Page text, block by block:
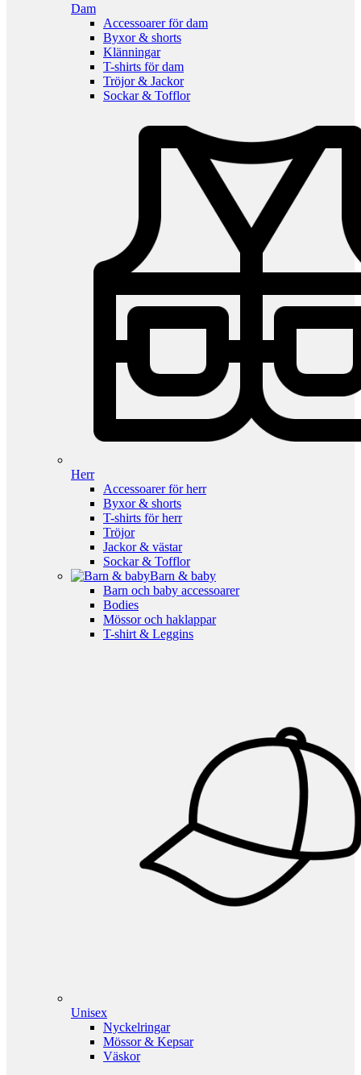
Dam
Accessoarer för dam
Byxor & shorts
Klänningar
T-shirts för dam
Tröjor & Jackor
Sockar & Tofflor
Herr
Accessoarer för herr
Byxor & shorts
T-shirts för herr
Tröjor
Jackor & västar
Sockar & Tofflor
Barn & baby
Barn och baby accessoarer
Bodies
Mössor och haklappar
T-shirt & Leggins
Unisex
Nyckelringar
Mössor & Kepsar
Väskor